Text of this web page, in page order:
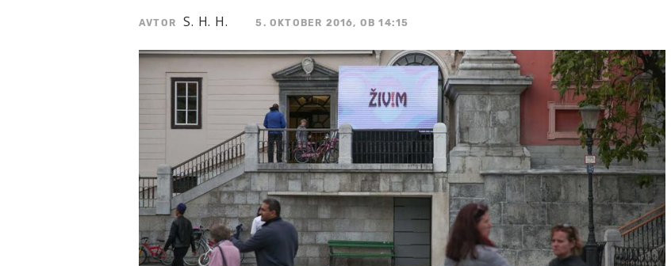
AVTOR S. H. H. 5. OKTOBER 2016, OB 14:15